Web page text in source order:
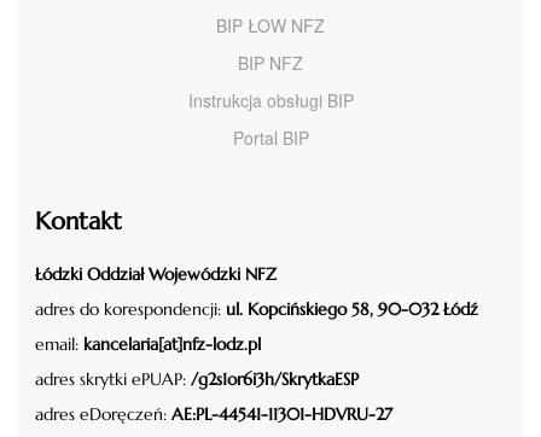
BIP ŁOW NFZ
BIP NFZ
Instrukcja obsługi BIP
Portal BIP
Kontakt
Łódzki Oddział Wojewódzki NFZ
adres do korespondencji: ul. Kopcińskiego 58, 90-032 Łódź
email: kancelaria[at]nfz-lodz.pl
adres skrytki ePUAP: /g2s1or6i3h/SkrytkaESP
adres eDoręczeń: AE:PL-44541-11301-HDVRU-27